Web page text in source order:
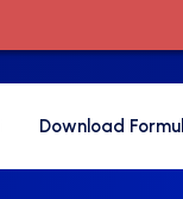
Download